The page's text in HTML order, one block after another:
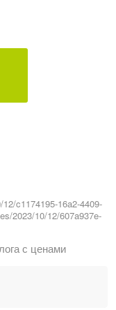
c1174195-16a2-4409-
2023/10/12/607a937e-
с ценами